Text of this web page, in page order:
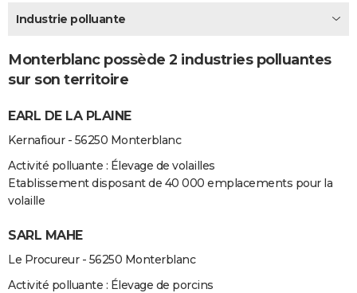
Destinations
City break
Voyage nature
Voyage de noces
Forum
Climat
+PHOTO
GUIDES D'ACHAT
BONS PLANS
CARTE DE VOEUX
Carte de Noël
Carte Bonne année
Carte Saint-Valentin
Carte Pâques
Carte d'anniversaire
DICTIONNAIRE
Dictionnaire
Biographies
Citations
Expressions
Proverbes
PROGRAMME TV
S'inscrire
Se connecter
Lycées
Collèges
Primaires
Universités
Entreprises
Service militaire
Avis de recherche
Industrie polluante
Monterblanc possède 2 industries polluantes
sur son territoire
EARL DE LA PLAINE
Kernafiour - 56250 Monterblanc
Activité polluante : Élevage de volailles
Etablissement disposant de 40 000 emplacements pour la
volaille
SARL MAHE
Le Procureur - 56250 Monterblanc
Activité polluante : Élevage de porcins